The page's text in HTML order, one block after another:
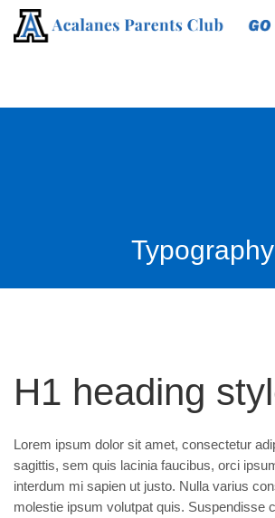
Typography
H1 heading
Lorem ipsum dolor sit amet, consectetur
sagittis, sem quis lacinia faucibus, orci
interdum mi sapien ut justo. Nulla varius
molestie ipsum volutpat quis. Suspendisse